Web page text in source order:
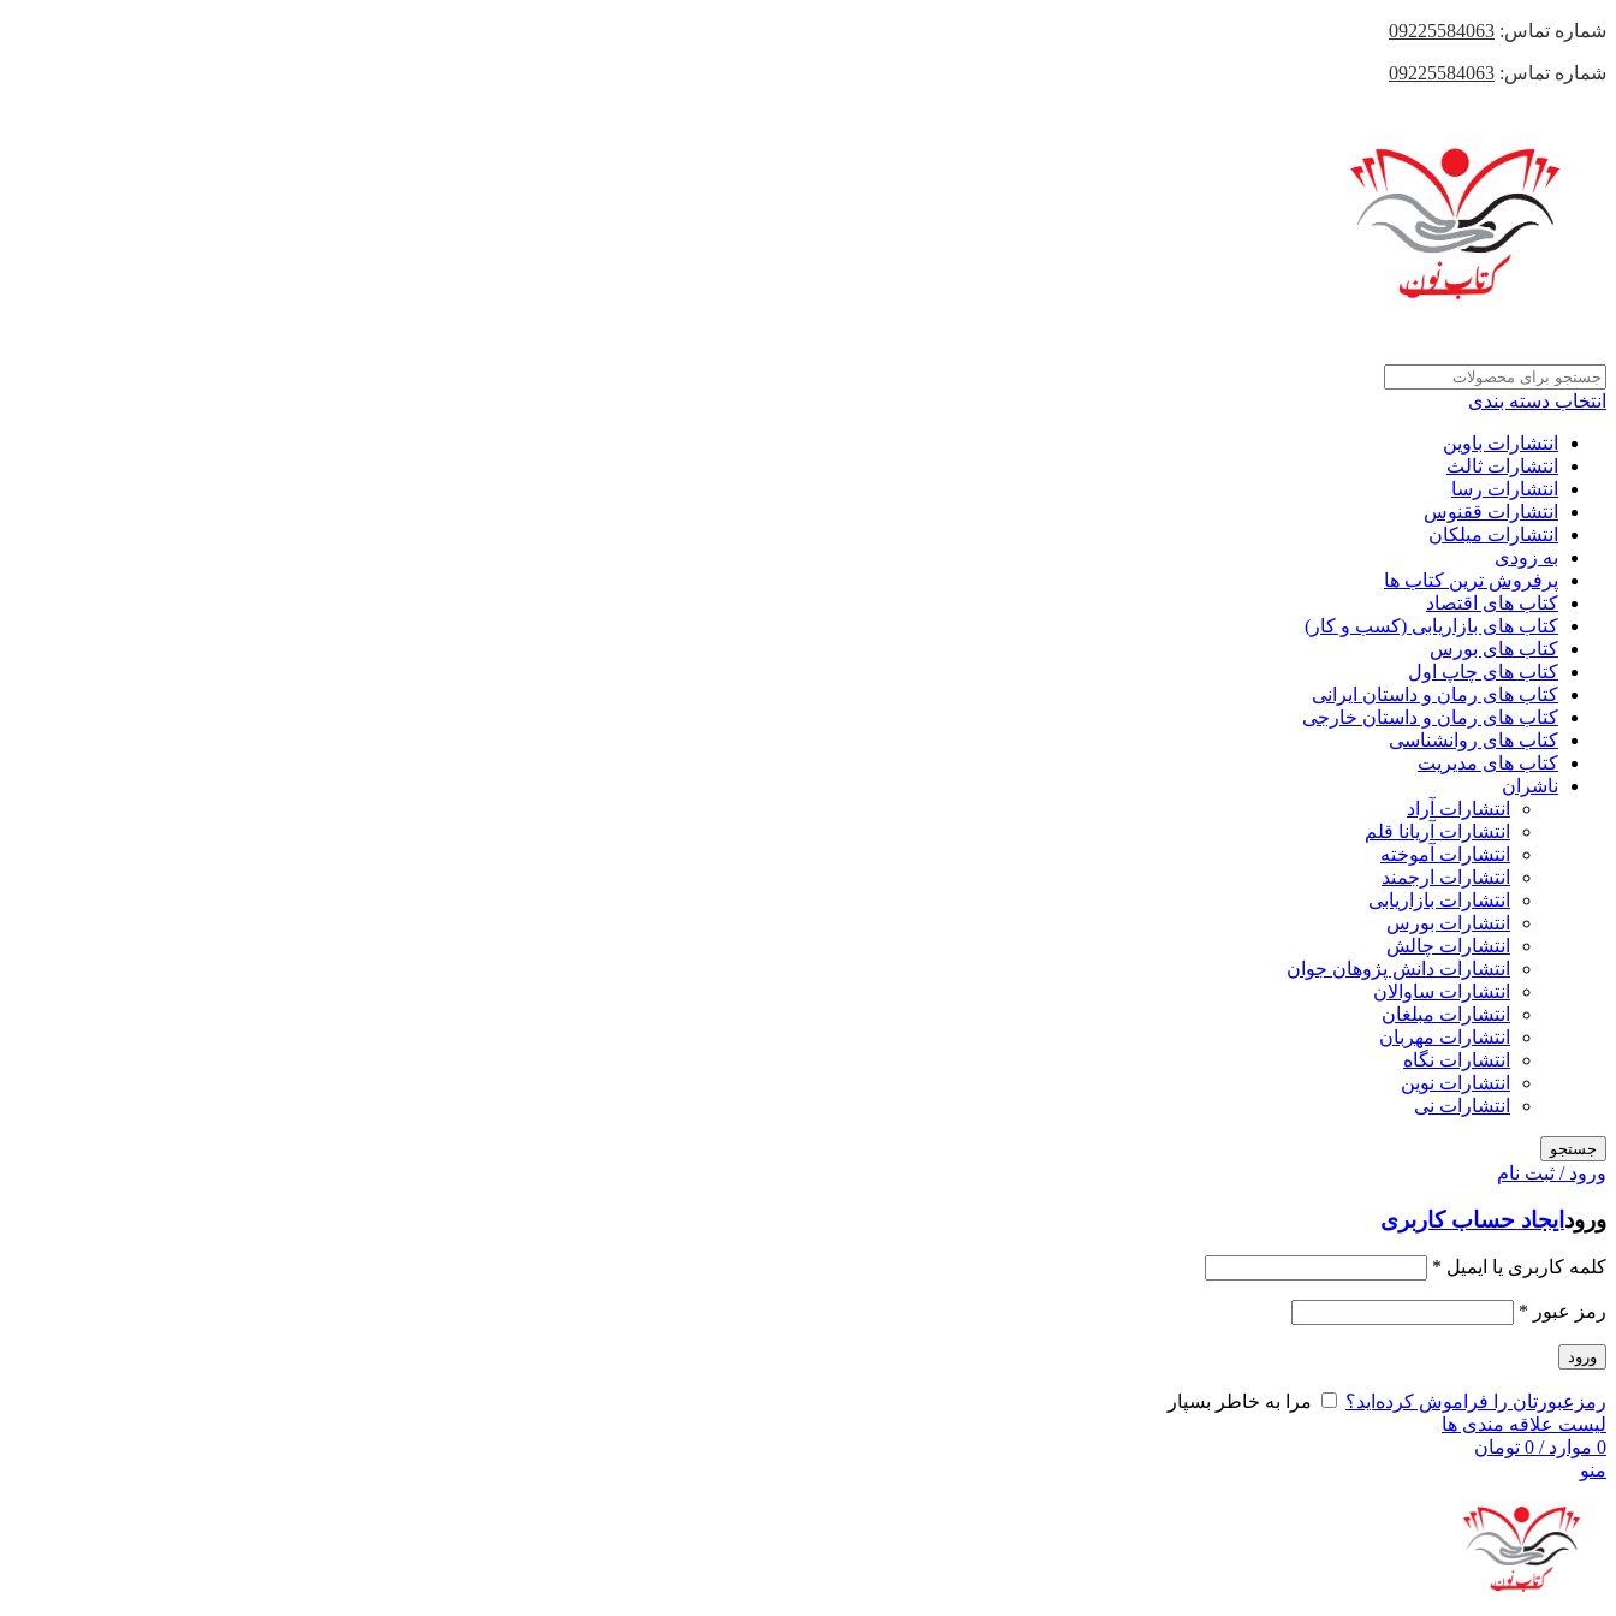
شماره تماس: 09225584063
شماره تماس: 09225584063
انتخاب دسته بندی
انتشارات باوین
انتشارات ثالث
انتشارات رسا
انتشارات ققنوس
انتشارات میلکان
به زودی
پرفروش ترین کتاب ها
کتاب های اقتصاد
کتاب های بازاریابی (کسب و کار)
کتاب های بورس
کتاب های چاپ اول
کتاب های رمان و داستان ایرانی
کتاب های رمان و داستان خارجی
کتاب های روانشناسی
کتاب های مدیریت
ناشران
انتشارات آراد
انتشارات آریانا قلم
انتشارات آموخته
انتشارات ارجمند
انتشارات بازاریابی
انتشارات بورس
انتشارات چالش
انتشارات دانش پژوهان جوان
انتشارات ساوالان
انتشارات مبلغان
انتشارات مهربان
انتشارات نگاه
انتشارات نوین
انتشارات نی
جستجو
ورود / ثبت نام
ورود ایجاد حساب کاربری
کلمه کاربری یا ایمیل *
رمز عبور *
ورود
رمزعبورتان را فراموش کرده‌اید؟
مرا به خاطر بسپار
لیست علاقه مندی ها
0 موارد /
0 تومان
منو